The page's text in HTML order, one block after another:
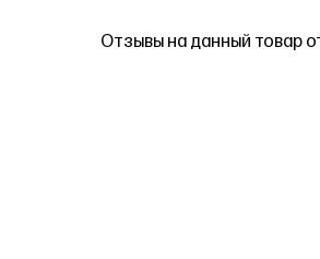
Отзывы на данный товар